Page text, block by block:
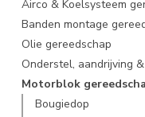
Airco & Koelsysteem
Banden montage
Olie gereedschap
Onderstel, aandrijving
Motorblok
Bougiedop